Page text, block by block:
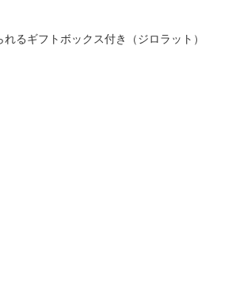
るギフトボックス付き（ジロラット）